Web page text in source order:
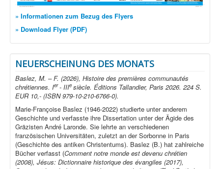
» Informationen zum Bezug des Flyers
» Download Flyer (PDF)
NEUERSCHEINUNG DES MONATS
Baslez, M. – F. (2026), Histoire des premières communautés
chrétiennes. Ier- IIIe siècle. Éditions Tallandier, Paris 2026. 224 S.
EUR 10,- (ISBN 979-10-210-6766-0).
Marie-Françoise Baslez (1946-2022) studierte unter anderem
Geschichte und verfasste ihre Dissertation unter der Ägide des
Gräzisten André Laronde. Sie lehrte an verschiedenen
französischen Universitäten, zuletzt an der Sorbonne in Paris
(Geschichte des antiken Christentums). Baslez (B.) hat zahlreiche
Bücher verfasst (Comment notre monde est devenu chrétien
(2008), Jésus: Dictionnaire historique des évangiles (2017),